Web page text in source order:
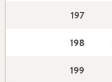
197
198
199